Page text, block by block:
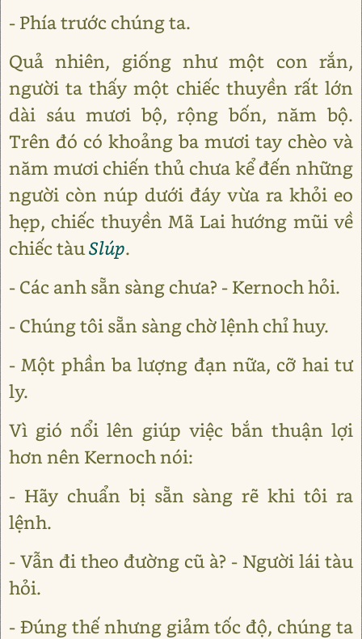
- Phía trước chúng ta.
Quả nhiên, giống như một con rắn,
người ta thấy một chiếc thuyền rất lớn
dài sáu mươi bộ, rộng bốn, năm bộ.
Trên đó có khoảng ba mươi tay chèo và
năm mươi chiến thủ chưa kể đến những
người còn núp dưới đáy vừa ra khỏi eo
hẹp, chiếc thuyền Mã Lai hướng mũi về
chiếc tàuSlúp.
- Các anh sẵn sàng chưa? - Kernoch hỏi.
- Chúng tôi sẵn sàng chờ lệnh chỉ huy.
- Một phần ba lượng đạn nữa, cỡ hai tư
ly.
Vì gió nổi lên giúp việc bắn thuận lợi
hơn nên Kernoch nói:
- Hãy chuẩn bị sẵn sàng rẽ khi tôi ra
lệnh.
- Vẫn đi theo đường cũ à? - Người lái tàu
hỏi.
- Đúng thế nhưng giảm tốc độ, chúng ta